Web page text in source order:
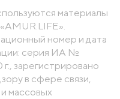
материалы
номер и дата
серия ИА №
зарегистрировано
в сфере связи,
массовых